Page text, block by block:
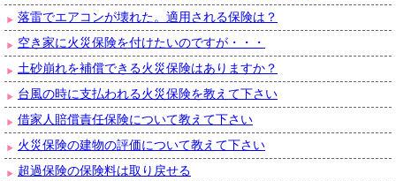
落雷でエアコンが壊れた。適用される保険は？
空き家に火災保険を付けたいのですが・・・
土砂崩れを補償できる火災保険はありますか？
台風の時に支払われる火災保険を教えて下さい
借家人賠償責任保険について教えて下さい
火災保険の建物の評価について教えて下さい
超過保険の保険料は取り戻せる